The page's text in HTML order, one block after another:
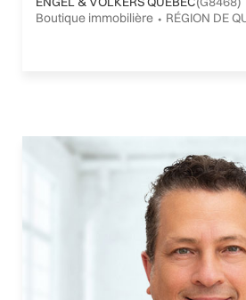
Boutique immobilière ⬩ RÉGION DE